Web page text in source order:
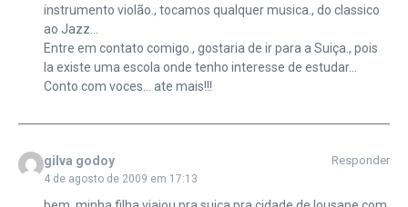
instrumento violão., tocamos qualquer musica., do classico
ao Jazz…
Entre em contato comigo., gostaria de ir para a Suiça., pois
la existe uma escola onde tenho interesse de estudar…
Conto com voces… ate mais!!!
gilva godoy
4 de agosto de 2009 em 17:13
Responder